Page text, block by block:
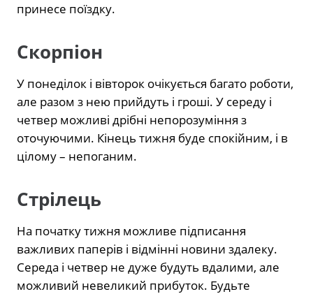
принесе поїздку.
Скорпіон
У понеділок і вівторок очікується багато роботи,
але разом з нею прийдуть і гроші. У середу і
четвер можливі дрібні непорозуміння з
оточуючими. Кінець тижня буде спокійним, і в
цілому – непоганим.
Стрілець
На початку тижня можливе підписання
важливих паперів і відмінні новини здалеку.
Середа і четвер не дуже будуть вдалими, але
можливий невеликий прибуток. Будьте